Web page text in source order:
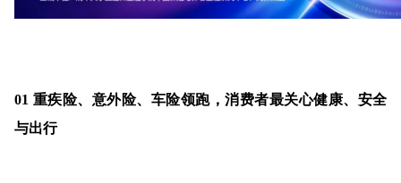
01 重疾险、意外险、车险领跑，消费者最关心健康、安全
与出行